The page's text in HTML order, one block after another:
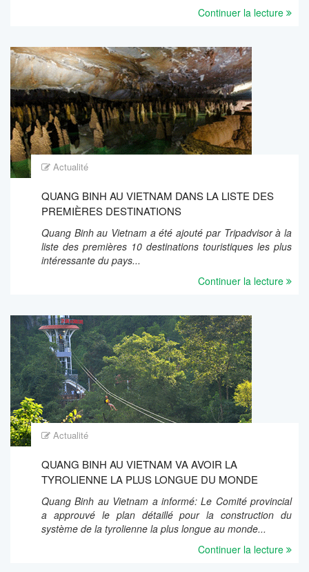
Continuer la lecture
Actualité
QUANG BINH AU VIETNAM DANS LA LISTE DES
PREMIÈRES DESTINATIONS
Quang Binh au Vietnam a été ajouté par Tripadvisor à la
liste des premières 10 destinations touristiques les plus
intéressante du pays...
Continuer la lecture
Actualité
QUANG BINH AU VIETNAM VA AVOIR LA
TYROLIENNE LA PLUS LONGUE DU MONDE
Quang Binh au Vietnam a informé: Le Comité provincial
a approuvé le plan détaillé pour la construction du
système de la tyrolienne la plus longue au monde...
Continuer la lecture